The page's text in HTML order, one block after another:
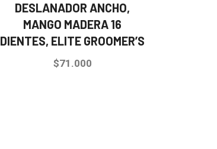
DESLANADOR ANCHO,
MANGO MADERA 16
DIENTES, ELITE GROOMER’S
$71.000